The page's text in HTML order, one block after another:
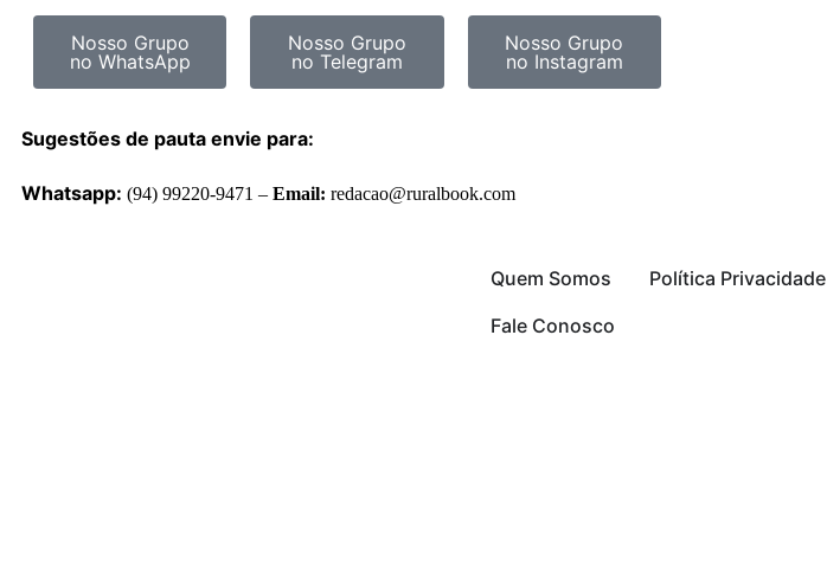
Nosso Grupo
no WhatsApp
Nosso Grupo
no Telegram
Nosso Grupo
no Instagram
Sugestões de pauta envie para:
Whatsapp: (94) 99220-9471 – Email: redacao@ruralbook.com
Quem Somos
Política Privacidade
Fale Conosco